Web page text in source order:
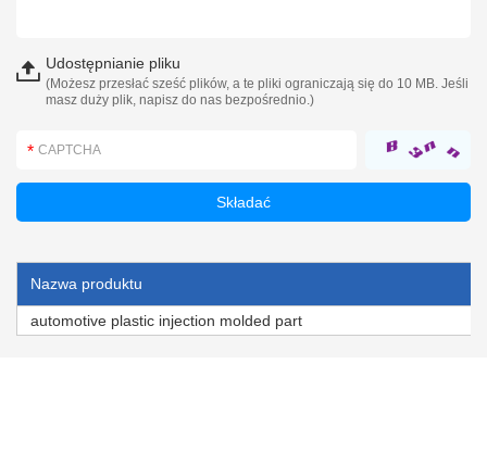
Udostępnianie pliku
(Możesz przesłać sześć plików, a te pliki ograniczają się do 10 MB. Jeśli
masz duży plik, napisz do nas bezpośrednio.)
Nazwa produktu
automotive plastic injection molded part